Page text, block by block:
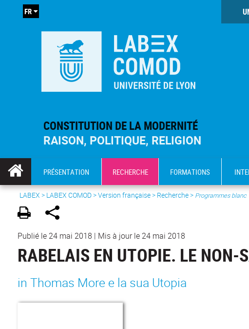
CONSTITUTION DE LA MODERNITÉ
RAISON, POLITIQUE, RELIGION
FR
PRÉSENTATION RECHERCHE FORMATIONS
LABEX > LABEX COMOD>Version française> Recherche > Programmes blanc
Publié le 24 mai 2018 | Mis à jour le 24 mai 2018
RABELAIS EN UTOPIE. LE NON-
in Thomas More e la sua Utopia